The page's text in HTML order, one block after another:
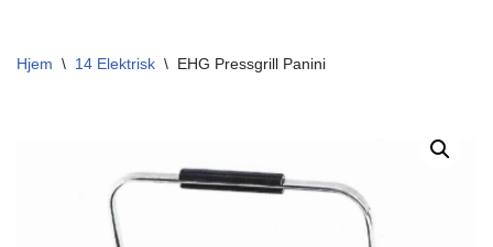
Hjem \ 14 Elektrisk \ EHG Pressgrill Panini